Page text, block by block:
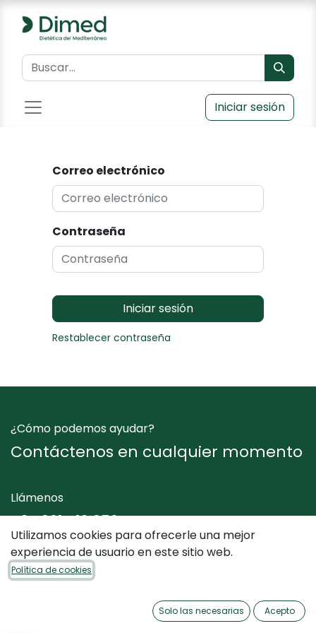
Iniciar sesión
Correo electrónico
Contraseña
Iniciar sesión
Restablecer contraseña
¿Cómo podemos ayudar?
Contáctenos en cualquier momento
Llámenos
+34 961 412 050
Envíenos un mensaje
Utilizamos cookies para ofrecerle una mejor
experiencia de usuario en este sitio web.
Política de cookies
Solo las necesarias Acepto